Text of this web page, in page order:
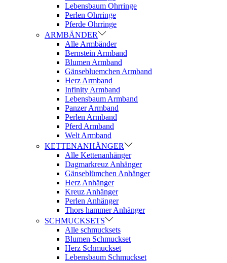
Lebensbaum Ohrringe
Perlen Ohrringe
Pferde Ohrringe
ARMBÄNDER
Alle Armbänder
Bernstein Armband
Blumen Armband
Gänsebluemchen Armband
Herz Armband
Infinity Armband
Lebensbaum Armband
Panzer Armband
Perlen Armband
Pferd Armband
Welt Armband
KETTENANHÄNGER
Alle Kettenanhänger
Dagmarkreuz Anhänger
Gänseblümchen Anhänger
Herz Anhänger
Kreuz Anhänger
Perlen Anhänger
Thors hammer Anhänger
SCHMUCKSETS
Alle schmucksets
Blumen Schmuckset
Herz Schmuckset
Lebensbaum Schmuckset